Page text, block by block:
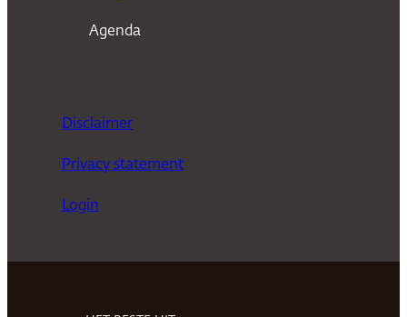
Agenda
Disclaimer
Privacy statement
Login